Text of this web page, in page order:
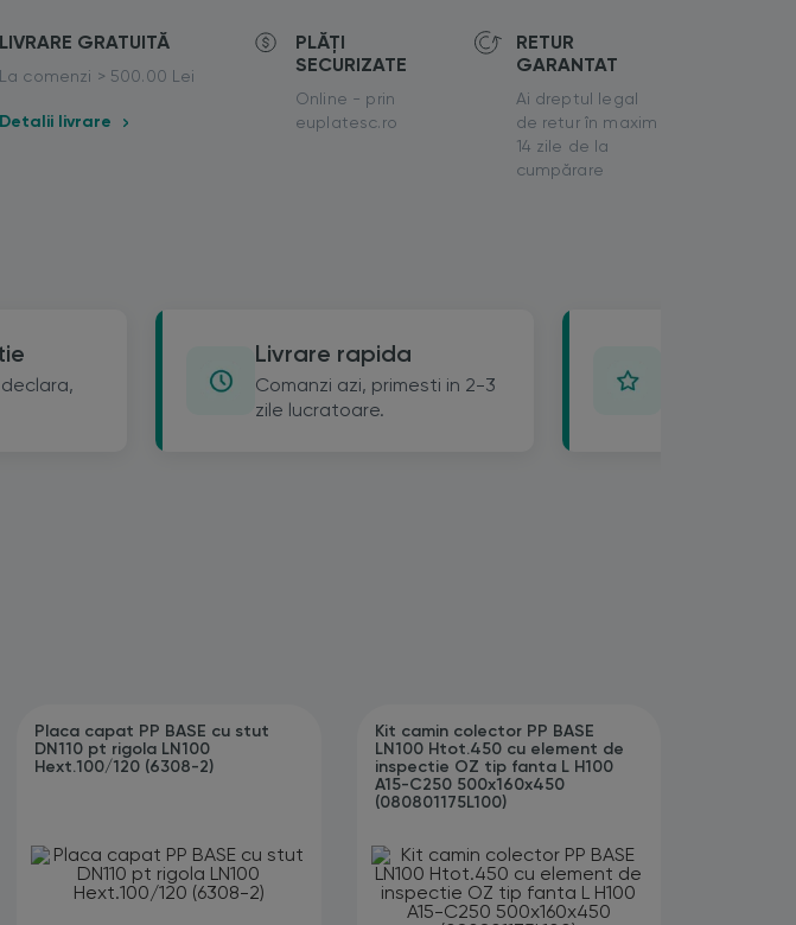
LIVRARE GRATUITĂ
La comenzi > 500.00 Lei
Detalii livrare
PLĂȚI
SECURIZATE
Online - prin
euplatesc.ro
RETUR
GARANTAT
Ai dreptul legal
de retur în maxim
14 zile de la
cumpărare
Livrare rapida
Comanzi azi, primesti in 2-3
zile lucratoare.
Placa capat PP BASE cu stut
DN110 pt rigola LN100
Hext.100/120 (6308-2)
Kit camin colector PP BASE
LN100 Htot.450 cu element de
inspectie OZ tip fanta L H100
A15-C250 500x160x450
(080801175L100)